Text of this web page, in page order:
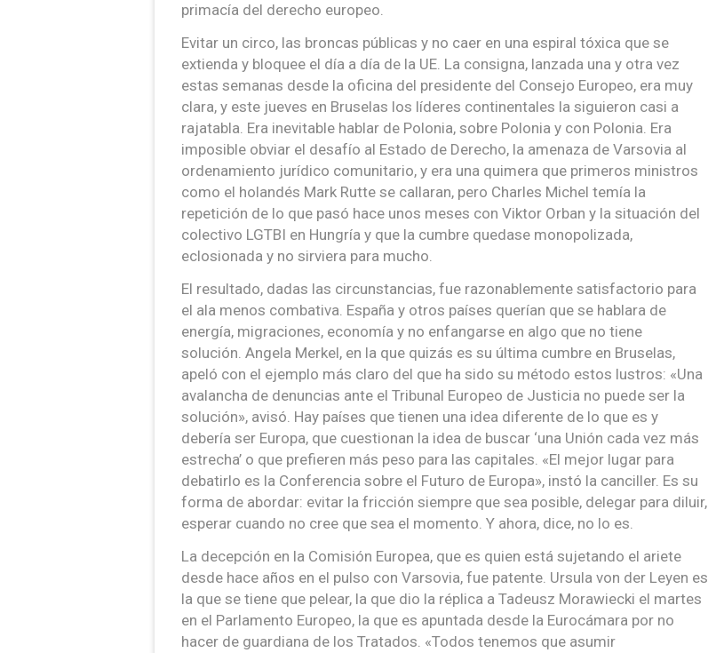
primacía del derecho europeo.
Evitar un circo, las broncas públicas y no caer en una espiral tóxica que se
extienda y bloquee el día a día de la UE. La consigna, lanzada una y otra vez
estas semanas desde la oficina del presidente del Consejo Europeo, era muy
clara, y este jueves en Bruselas los líderes continentales la siguieron casi a
rajatabla. Era inevitable hablar de Polonia, sobre Polonia y con Polonia. Era
imposible obviar el desafío al Estado de Derecho, la amenaza de Varsovia al
ordenamiento jurídico comunitario, y era una quimera que primeros ministros
como el holandés Mark Rutte se callaran, pero Charles Michel temía la
repetición de lo que pasó hace unos meses con Viktor Orban y la situación del
colectivo LGTBI en Hungría y que la cumbre quedase monopolizada,
eclosionada y no sirviera para mucho.
El resultado, dadas las circunstancias, fue razonablemente satisfactorio para
el ala menos combativa. España y otros países querían que se hablara de
energía, migraciones, economía y no enfangarse en algo que no tiene
solución. Angela Merkel, en la que quizás es su última cumbre en Bruselas,
apeló con el ejemplo más claro del que ha sido su método estos lustros: «Una
avalancha de denuncias ante el Tribunal Europeo de Justicia no puede ser la
solución», avisó. Hay países que tienen una idea diferente de lo que es y
debería ser Europa, que cuestionan la idea de buscar ‘una Unión cada vez más
estrecha’ o que prefieren más peso para las capitales. «El mejor lugar para
debatirlo es la Conferencia sobre el Futuro de Europa», instó la canciller. Es su
forma de abordar: evitar la fricción siempre que sea posible, delegar para diluir,
esperar cuando no cree que sea el momento. Y ahora, dice, no lo es.
La decepción en la Comisión Europea, que es quien está sujetando el ariete
desde hace años en el pulso con Varsovia, fue patente. Ursula von der Leyen es
la que se tiene que pelear, la que dio la réplica a Tadeusz Morawiecki el martes
en el Parlamento Europeo, la que es apuntada desde la Eurocámara por no
hacer de guardiana de los Tratados. «Todos tenemos que asumir